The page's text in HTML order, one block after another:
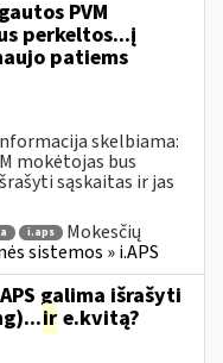
PVM
perkeltos...į
patiems
skelbiama:
mokėtojas bus
sąskaitas ir jas
i.aps
Mokesčių
sistemos » i.APS
galima išrašyti
ir e.kvitą?